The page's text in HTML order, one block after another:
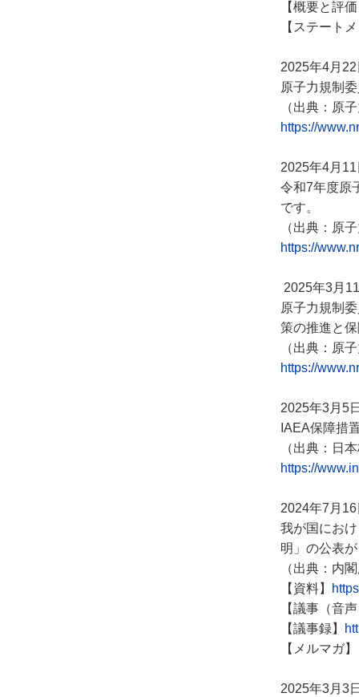
【概要と評
【ステート
2025年4月22
原子力規制
（出典：原
https://
2025年4月11
令和7年度原
です。
（出典：原
https://
2025年3月
原子力規制
策の推進と
（出典：原
https://
2025年3月5
IAEA保障措
（出典：日
https://
2024年7月16
我が国にお
明」の公表
（出典：内
【資料】
【議事（音
【議事録】
【メルマガ
2025年3月3